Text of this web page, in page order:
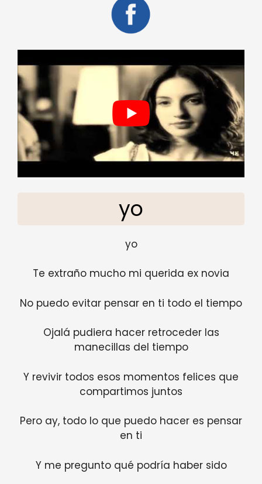
yo
yo
Te extraño mucho mi querida ex novia
No puedo evitar pensar en ti todo el tiempo
Ojalá pudiera hacer retroceder las
manecillas del tiempo
Y revivir todos esos momentos felices que
compartimos juntos
Pero ay, todo lo que puedo hacer es pensar
en ti
Y me pregunto qué podría haber sido